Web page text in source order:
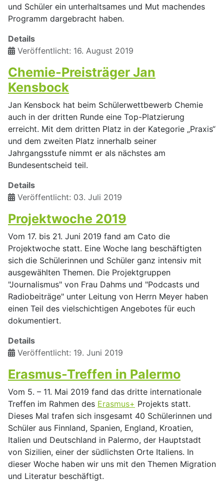
und Schüler ein unterhaltsames und Mut machendes
Programm dargebracht haben.
Details
Veröffentlicht: 16. August 2019
Chemie-Preisträger Jan
Kensbock
Jan Kensbock hat beim Schülerwettbewerb Chemie
auch in der dritten Runde eine Top-Platzierung
erreicht. Mit dem dritten Platz in der Kategorie „Praxis“
und dem zweiten Platz innerhalb seiner
Jahrgangsstufe nimmt er als nächstes am
Bundesentscheid teil.
Details
Veröffentlicht: 03. Juli 2019
Projektwoche 2019
Vom 17. bis 21. Juni 2019 fand am Cato die
Projektwoche statt. Eine Woche lang beschäftigten
sich die Schülerinnen und Schüler ganz intensiv mit
ausgewählten Themen. Die Projektgruppen
"Journalismus" von Frau Dahms und "Podcasts und
Radiobeiträge" unter Leitung von Herrn Meyer haben
einen Teil des vielschichtigen Angebotes für euch
dokumentiert.
Details
Veröffentlicht: 19. Juni 2019
Erasmus-Treffen in Palermo
Vom 5. – 11. Mai 2019 fand das dritte internationale
Treffen im Rahmen des Erasmus+ Projekts statt.
Dieses Mal trafen sich insgesamt 40 Schülerinnen und
Schüler aus Finnland, Spanien, England, Kroatien,
Italien und Deutschland in Palermo, der Hauptstadt
von Sizilien, einer der südlichsten Orte Italiens. In
dieser Woche haben wir uns mit den Themen Migration
und Literatur beschäftigt.